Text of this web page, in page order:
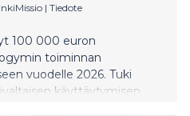
| Tiedote
100 000 euron
toiminnan
vuodelle 2026. Tuki
käyttäytymisen